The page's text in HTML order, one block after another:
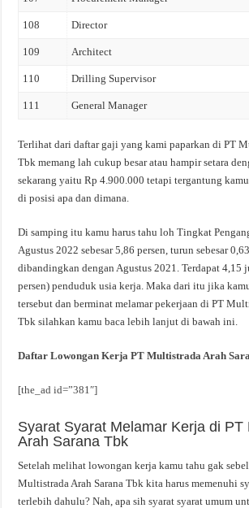
108 Director
109 Architect
110 Drilling Supervisor
111 General Manager
Terlihat dari daftar gaji yang kami paparkan di PT
Tbk memang lah cukup besar atau hampir setara
sekarang yaitu Rp 4.900.000 tetapi tergantung
di posisi apa dan dimana.
Di samping itu kamu harus tahu loh Tingkat
Agustus 2022 sebesar 5,86 persen, turun sebesar
dibandingkan dengan Agustus 2021. Terdapat 4,15
persen) penduduk usia kerja. Maka dari itu jika
tersebut dan berminat melamar pekerjaan di PT
Tbk silahkan kamu baca lebih lanjut di bawah ini.
Daftar Lowongan Kerja PT Multistrada Arah
[the_ad id=”381″]
Syarat Syarat Melamar Kerja di PT
Arah Sarana Tbk
Setelah melihat lowongan kerja kamu tahu gak
Multistrada Arah Sarana Tbk kita harus memenuhi
terlebih dahulu? Nah, apa sih syarat syarat umum